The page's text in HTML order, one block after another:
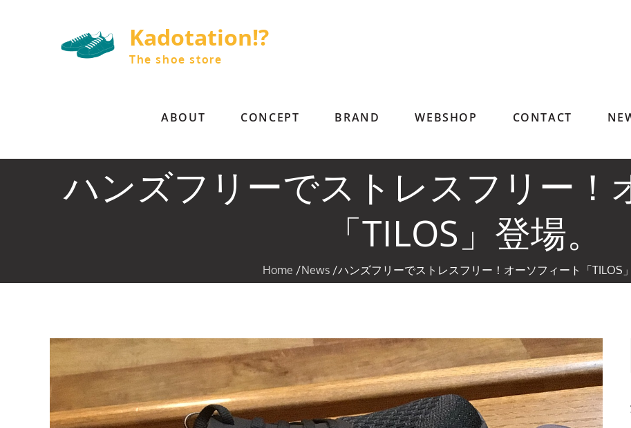
Kadotation!?
The shoe store
ABOUT CONCEPT BRAND WEBSHOP CONTACT
ハンズフリーでストレスフリー！
「TILOS」登場。
Home News ハンズフリーでストレスフリー！オーソフィート「TILOS」